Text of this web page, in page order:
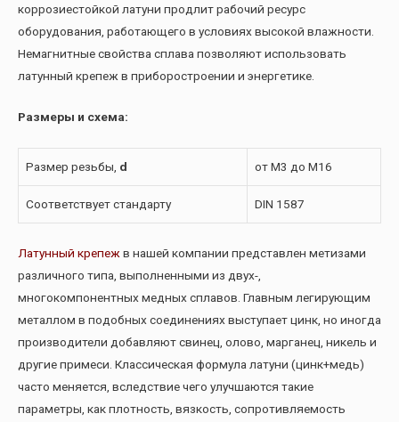
коррозиестойкой латуни продлит рабочий ресурс
оборудования, работающего в условиях высокой влажности.
Немагнитные свойства сплава позволяют использовать
латунный крепеж в приборостроении и энергетике.
Размеры и схема:
Размер резьбы, d от М3 до М16
Соответствует стандарту DIN 1587
Латунный крепеж в нашей компании представлен метизами
различного типа, выполненными из двух-,
многокомпонентных медных сплавов. Главным легирующим
металлом в подобных соединениях выступает цинк, но иногда
производители добавляют свинец, олово, марганец, никель и
другие примеси. Классическая формула латуни (цинк+медь)
часто меняется, вследствие чего улучшаются такие
параметры, как плотность, вязкость, сопротивляемость